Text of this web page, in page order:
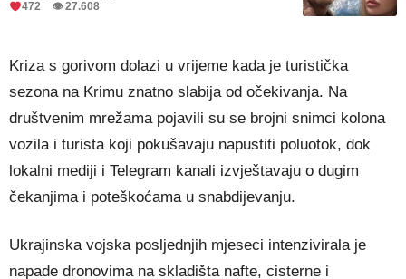
472 👁 27.608
Kriza s gorivom dolazi u vrijeme kada je turistička
sezona na Krimu znatno slabija od očekivanja. Na
društvenim mrežama pojavili su se brojni snimci kolona
vozila i turista koji pokušavaju napustiti poluotok, dok
lokalni mediji i Telegram kanali izvještavaju o dugim
čekanjima i poteškoćama u snabdijevanju.
Ukrajinska vojska posljednjih mjeseci intenzivirala je
napade dronovima na skladišta nafte, cisterne i